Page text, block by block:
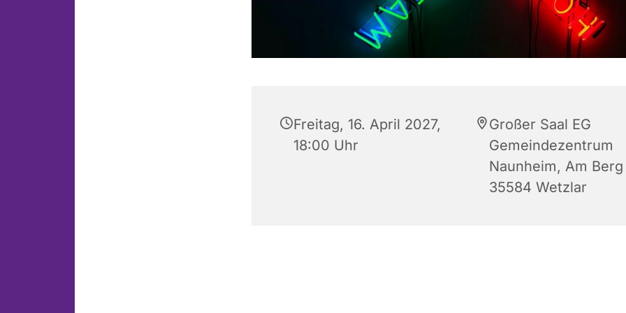
Freitag, 16. April 2027,
18:00 Uhr
Großer Saal EG
Gemeindezentrum
Naunheim, Am
35584 Wetzlar